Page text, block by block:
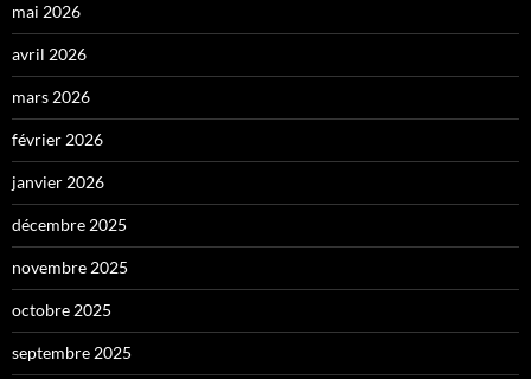
mai 2026
avril 2026
mars 2026
février 2026
janvier 2026
décembre 2025
novembre 2025
octobre 2025
septembre 2025